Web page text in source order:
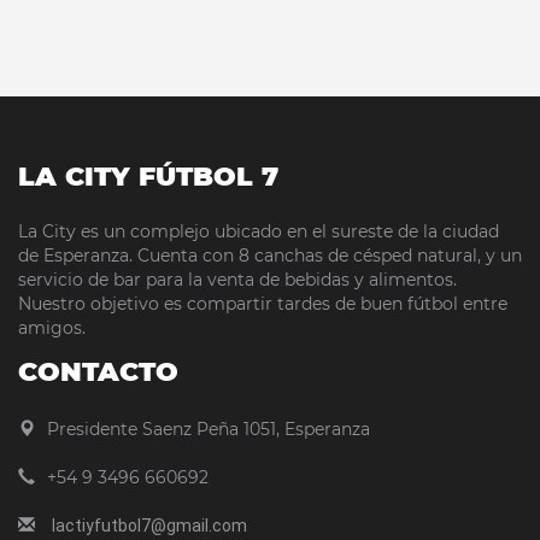
LA CITY FÚTBOL 7
La City es un complejo ubicado en el sureste de la ciudad
de Esperanza. Cuenta con 8 canchas de césped natural, y un
servicio de bar para la venta de bebidas y alimentos.
Nuestro objetivo es compartir tardes de buen fútbol entre
amigos.
CONTACTO
Presidente Saenz Peña 1051, Esperanza
+54 9 3496 660692
lactiyfutbol7@gmail.com